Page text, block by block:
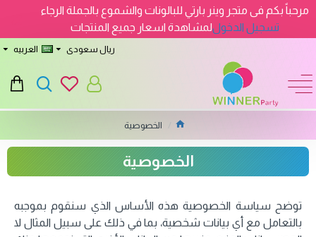
مرحباً بكم فى متجر وينر بارتي للبالونات والشموع بالجملة الرجاء
تسجيل الدخوللمشاهدة اسعار جميع المنتجات
ريال سعودى العربيه
الخصوصية
الخصوصية
توضح سياسة الخصوصية هذه الأساس الذي سنقوم بموجبه
بالتعامل مع أي بيانات شخصية، بما في ذلك على سبيل المثال لا